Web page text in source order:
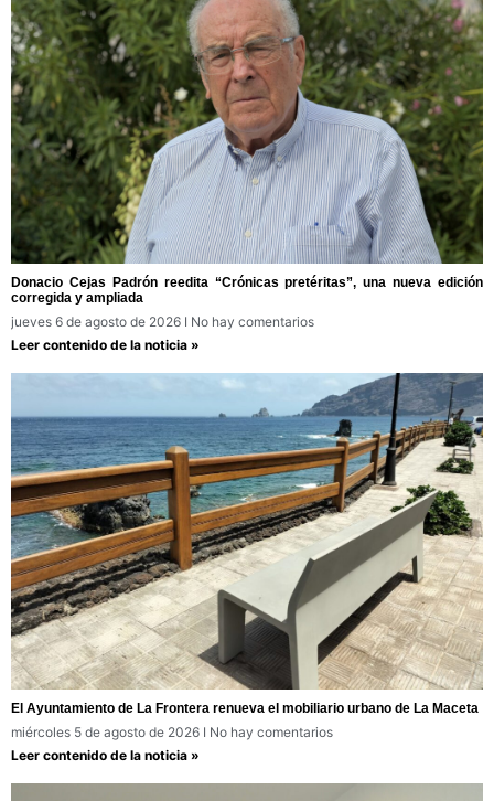
Donacio Cejas Padrón reedita “Crónicas pretéritas”, una nueva edición
corregida y ampliada
jueves 6 de agosto de 2026
No hay comentarios
Leer contenido de la noticia »
El Ayuntamiento de La Frontera renueva el mobiliario urbano de La Maceta
miércoles 5 de agosto de 2026
No hay comentarios
Leer contenido de la noticia »